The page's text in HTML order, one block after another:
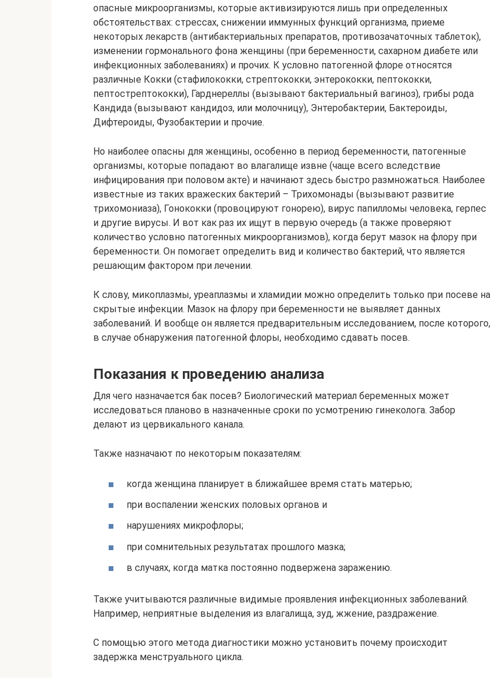
опасные микроорганизмы, которые активизируются лишь при определенных
обстоятельствах: стрессах, снижении иммунных функций организма, приеме
некоторых лекарств (антибактериальных препаратов, противозачаточных таблеток),
изменении гормонального фона женщины (при беременности, сахарном диабете или
инфекционных заболеваниях) и прочих. К условно патогенной флоре относятся
различные Кокки (стафилококки, стрептококки, энтерококки, пептококки,
пептострептококки), Гарднереллы (вызывают бактериальный вагиноз), грибы рода
Кандида (вызывают кандидоз, или молочницу), Энтеробактерии, Бактероиды,
Дифтероиды, Фузобактерии и прочие.
Но наиболее опасны для женщины, особенно в период беременности, патогенные
организмы, которые попадают во влагалище извне (чаще всего вследствие
инфицирования при половом акте) и начинают здесь быстро размножаться. Наиболее
известные из таких вражеских бактерий – Трихомонады (вызывают развитие
трихомониаза), Гонококки (провоцируют гонорею), вирус папилломы человека, герпес
и другие вирусы. И вот как раз их ищут в первую очередь (а также проверяют
количество условно патогенных микроорганизмов), когда берут мазок на флору при
беременности. Он помогает определить вид и количество бактерий, что является
решающим фактором при лечении.
К слову, микоплазмы, уреаплазмы и хламидии можно определить только при посеве на
скрытые инфекции. Мазок на флору при беременности не выявляет данных
заболеваний. И вообще он является предварительным исследованием, после которого,
в случае обнаружения патогенной флоры, необходимо сдавать посев.
Показания к проведению анализа
Для чего назначается бак посев? Биологический материал беременных может
исследоваться планово в назначенные сроки по усмотрению гинеколога. Забор
делают из цервикального канала.
Также назначают по некоторым показателям:
когда женщина планирует в ближайшее время стать матерью;
при воспалении женских половых органов и
нарушениях микрофлоры;
при сомнительных результатах прошлого мазка;
в случаях, когда матка постоянно подвержена заражению.
Также учитываются различные видимые проявления инфекционных заболеваний.
Например, неприятные выделения из влагалища, зуд, жжение, раздражение.
С помощью этого метода диагностики можно установить почему происходит
задержка менструального цикла.